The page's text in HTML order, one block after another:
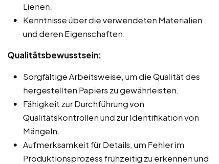
Lienen.
Kenntnisse über die verwendeten Materialien
und deren Eigenschaften.
Qualitätsbewusstsein:
Sorgfältige Arbeitsweise, um die Qualität des
hergestellten Papiers zu gewährleisten.
Fähigkeit zur Durchführung von
Qualitätskontrollen und zur Identifikation von
Mängeln.
Aufmerksamkeit für Details, um Fehler im
Produktionsprozess frühzeitig zu erkennen und